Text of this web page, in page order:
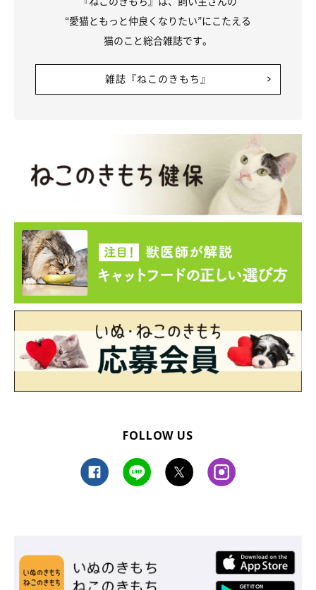
“愛猫ともっと仲良くなりたい”にこたえる
猫のこと総合雑誌です。
雑誌『ねこのきもち』
FOLLOW US